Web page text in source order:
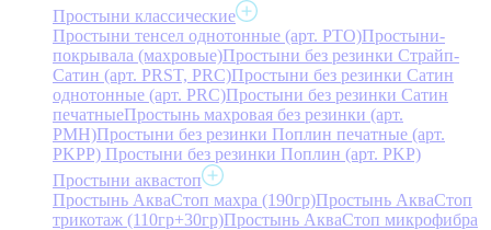
Простыни классические
Простыни тенсел однотонные (арт. PTO)Простыни-
покрывала (махровые)Простыни без резинки Страйп-
Сатин (арт. PRST, PRC)Простыни без резинки Сатин
однотонные (арт. PRC)Простыни без резинки Сатин
печатныеПростынь махровая без резинки (арт.
PMH)Простыни без резинки Поплин печатные (арт.
PKPP) Простыни без резинки Поплин (арт. PKP)
Простыни аквастоп
Простынь АкваСтоп махра (190гр)Простынь АкваСтоп
трикотаж (110гр+30гр)Простынь АкваСтоп микрофибра